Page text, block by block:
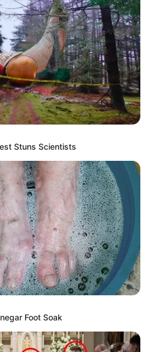
MILLONARIOS FC
Millonarios goleó 8-1 en
Copa, pero hinchas
quedaron más
preocupados que si
hubiera perdido
ATANASIO GIRARDOT
Tras la final de la Copa
Betplay, enfrentamiento
verbal entre concejal e
hincha genera polémica
ATLÉTICO NACIONAL
Nacional pasó por encima
del Medellín y se quedó
con la Copa BetPlay: fiesta
verde en el Atanasio
MEDELLÍN
Stuns Scientists
Foot Soak